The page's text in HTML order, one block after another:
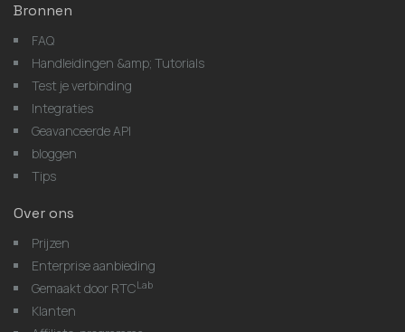
Bronnen
FAQ
Handleidingen &amp; Tutorials
Test je verbinding
Integraties
Geavanceerde API
bloggen
Tips
Over ons
Prijzen
Enterprise aanbieding
Gemaakt door RTCLab
Klanten